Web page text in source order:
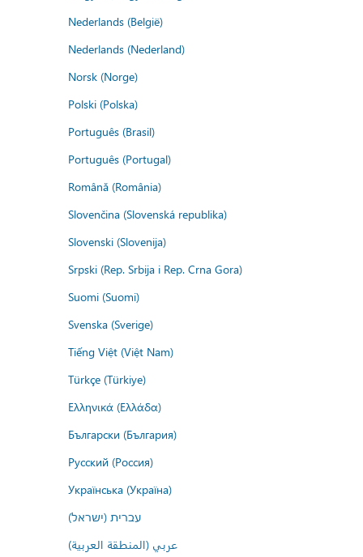
Nederlands (België)
Nederlands (Nederland)
Norsk (Norge)
Polski (Polska)
Português (Brasil)
Português (Portugal)
Română (România)
Slovenčina (Slovenská republika)
Slovenski (Slovenija)
Srpski (Rep. Srbija i Rep. Crna Gora)
Suomi (Suomi)
Svenska (Sverige)
Tiếng Việt (Việt Nam)
Türkçe (Türkiye)
Ελληνικά (Ελλάδα)
Български (България)
Русский (Россия)
Українська (Україна)
עברית (ישראל)
عربي (المنطقة العربية)